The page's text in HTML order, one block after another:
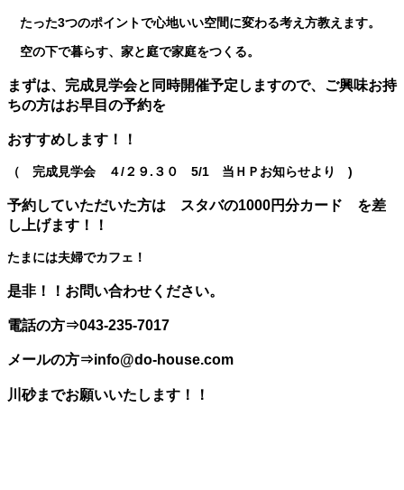
たった3つのポイントで心地いい空間に変わる考え方教えます。
空の下で暮らす、家と庭で家庭をつくる。
まずは、完成見学会と同時開催予定しますので、ご興味お持
ちの方はお早目の予約を
おすすめします！！
（ 完成見学会 ４/２９.３０ 5/1 当ＨＰお知らせより )
予約していただいた方は スタバの1000円分カード を差
し上げます！！
たまには夫婦でカフェ！
是非！！お問い合わせください。
電話の方⇒043-235-7017
メールの方⇒info@do-house.com
川砂までお願いいたします！！